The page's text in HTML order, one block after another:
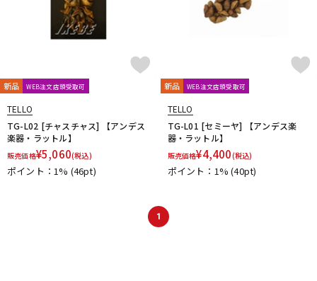
キーボード 電子ピアノ
アンプ エフェクター
DJ機器 DTM
新品 WEB注文店頭受取可
TELLO
TG-L02 [チャスチャス] 【アンデス
楽器・ラットル】
販売価格¥5,060(税込)
ポイント：1% (46pt)
新品 WEB注文店頭受取可
TELLO
TG-L01 [セミーヤ] 【アンデス楽
器・ラットル】
販売価格¥4,400(税込)
ポイント：1%(40pt)
1